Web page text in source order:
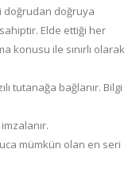
doğrudan doğruya
Elde ettiği her
konusu ile sınırlı olarak
tutanağa bağlanır. Bilgi
mümkün olan en seri